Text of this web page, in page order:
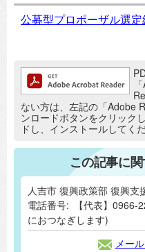
公募型プロポーザル選
追加情報：PDFファイル
ない方は、左記の「Adobe
ンロードボタンをクリック
ドし、インストールしてくだ
この記事に
人吉市 復興政策部 復興支
電話番号:
【代表】
におつなぎします)
メー